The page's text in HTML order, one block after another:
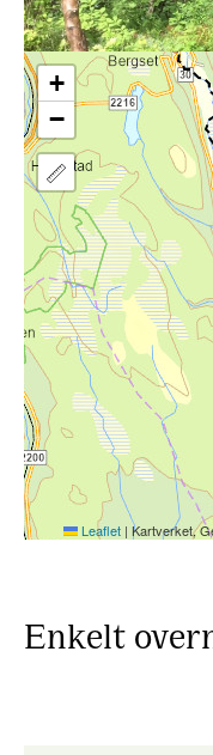
+
−
Leaflet | Kartverket,
Enkelt